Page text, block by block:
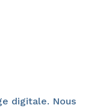
digitale. Nous